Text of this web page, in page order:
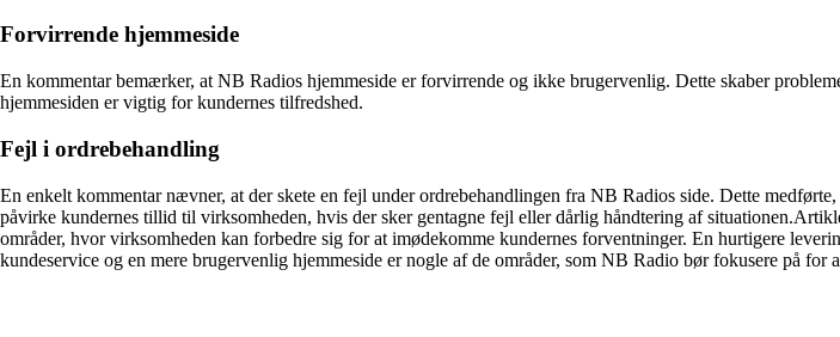
Forvirrende hjemmeside
En kommentar bemærker, at NB Radios hjemmeside er forvirrende og ikke brugervenlig. Dette skaber
hjemmesiden er vigtig for kundernes tilfredshed.
Fejl i ordrebehandling
En enkelt kommentar nævner, at der skete en fejl under ordrebehandlingen fra NB Radios side. Dette
påvirke kundernes tillid til virksomheden, hvis der sker gentagne fejl eller dårlig håndtering af
områder, hvor virksomheden kan forbedre sig for at imødekomme kundernes forventninger. En hurtigere
kundeservice og en mere brugervenlig hjemmeside er nogle af de områder, som NB Radio bør fokusere på for